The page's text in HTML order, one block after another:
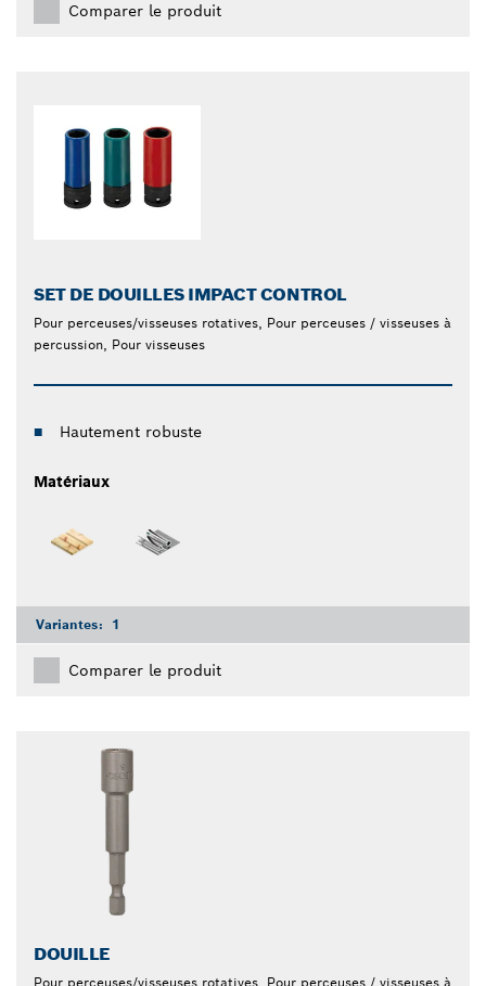
Comparer le produit
SET DE DOUILLES IMPACT CONTROL
Pour perceuses/visseuses rotatives, Pour perceuses / visseuses à
percussion, Pour visseuses
Hautement robuste
Matériaux
Variantes: 1
Comparer le produit
DOUILLE
Pour perceuses/visseuses rotatives, Pour perceuses / visseuses à